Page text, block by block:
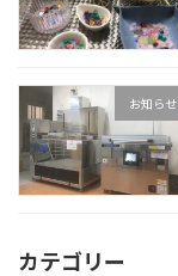
お知らせ
カテゴリー